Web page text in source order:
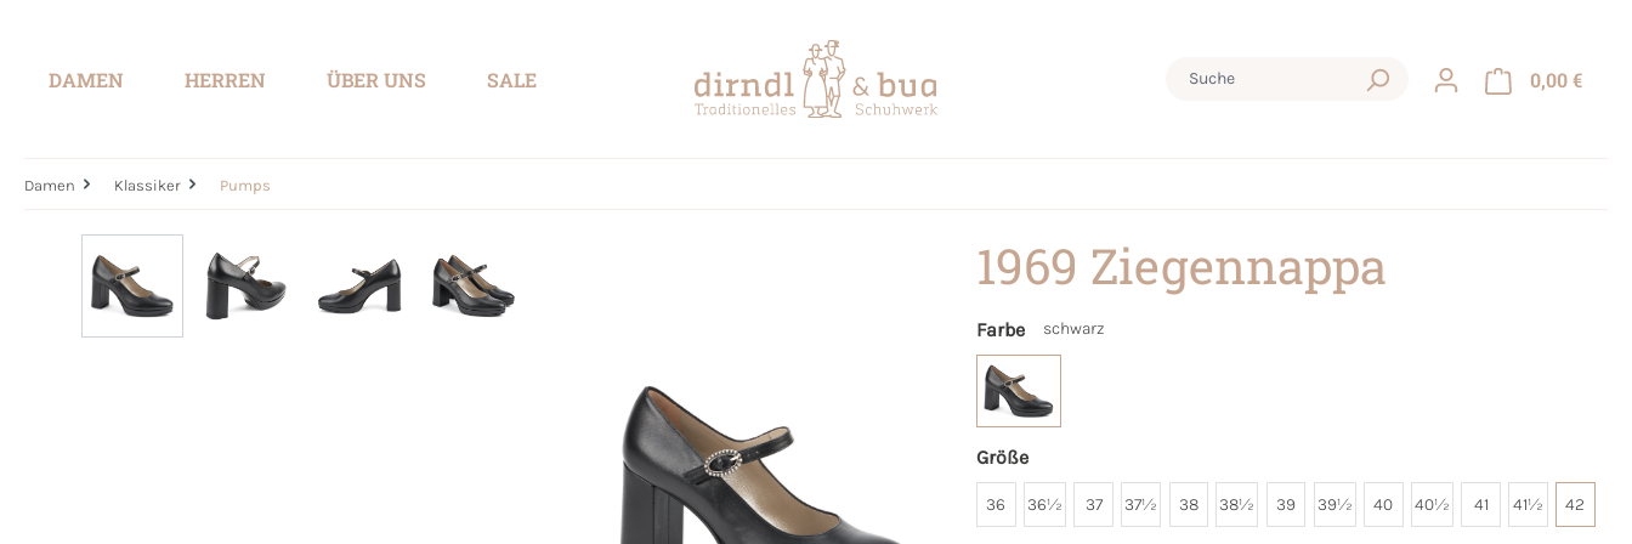
DAMEN HERREN ÜBER UNS SALE 0,00 €
Damen Klassiker Pumps
Bildergalerie überspringen 1969 Ziegennappa
Farbe schwarz
Größe
36 36½ 37 37½ 38 38½ 39 39½ 40 40½ 41 41½ 42